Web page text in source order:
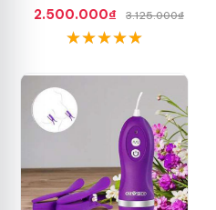
2.500.000₫
3.125.000₫